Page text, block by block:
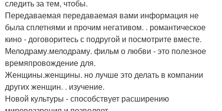
следить за тем, чтобы.
Передаваемая передаваемая вами информация не
была сплетнями и прочим негативом. . романтическое
кино - договоритесь с подругой и посмотрите вместе.
Мелодраму.мелодраму. фильм о любви - это полезное
времяпровождение для.
Женщины.женщины. но лучше это делать в компании
других женщин. . изучение.
Новой культуры - способствует расширению